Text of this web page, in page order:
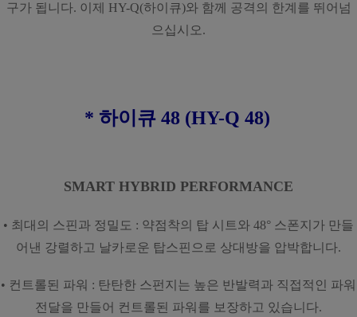
구가 됩니다. 이제 HY-Q(하이큐)와 함께 공격의 한계를 뛰어넘
으십시오.
* 하이큐 48 (HY-Q 48)
SMART HYBRID PERFORMANCE
• 최대의 스핀과 정밀도 : 약점착의 탑 시트와 48° 스폰지가 만들
어낸 강렬하고 날카로운 탑스핀으로 상대방을 압박합니다.
• 컨트롤된 파워 : 탄탄한 스펀지는 높은 반발력과 직접적인 파워
전달을 만들어 컨트롤된 파워를 보장하고 있습니다.